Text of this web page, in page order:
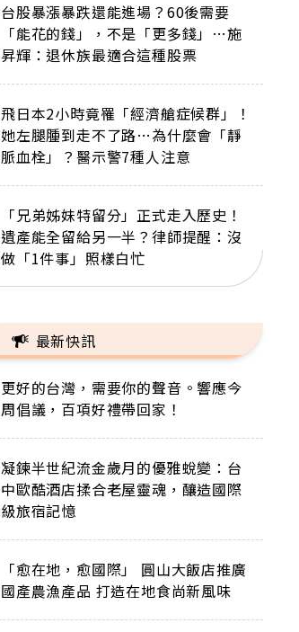
台股暴漲暴跌還能進場？60後需要
「能花的錢」，不是「更多錢」…施
昇輝：退休族最適合這種股票
飛日本2小時竟罹「經濟艙症候群」！
她左腿腫到走不了路…為什麼會「靜
脈血栓」？醫示警7種人注意
「兄弟姊妹特留分」正式走入歷史！
遺產能全留給另一半？律師提醒：沒
做「1件事」照樣白忙
最新快訊
更好的台灣，需要你的聲音。響應今
周倡議，百項好禮帶回家！
凝鍊半世紀流金歲月的優雅蛻變：台
中歐酷酒店揉合老屋靈魂，釀造國際
級旅宿記憶
「愈在地，愈國際」 圓山大飯店推廣
國產農漁產品 打造在地食尚新風味